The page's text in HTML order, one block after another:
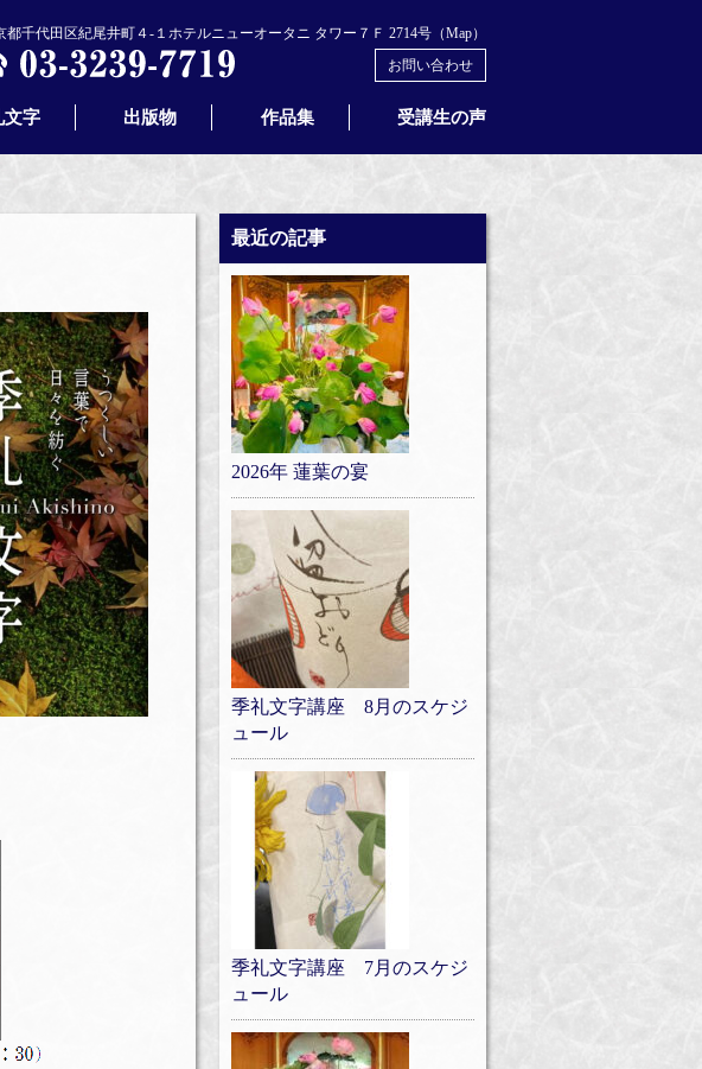
都千代田区紀尾井町４-１ホテルニューオータニ タワー７Ｆ 2714号（Map）
お問い合わせ
字 出版物 作品集 受講生の声
最近の記事
2026年 蓮葉の宴
季礼文字講座 8月のスケジ
ュール
季礼文字講座 7月のスケジ
ュール